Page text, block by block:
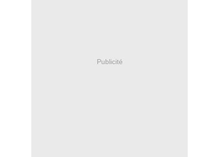
Publicité